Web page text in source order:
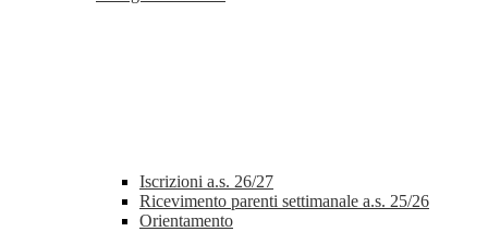
Iscrizioni a.s. 26/27
Ricevimento parenti settimanale a.s. 25/26
Orientamento